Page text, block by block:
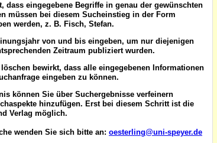
dass eingegebene Begriffe in genau der gewünschten
müssen bei diesem Sucheinstieg in der Form
werden, z. B. Fisch, Stefan.
von und bis eingeben, um nur diejenigen
Zeitraum publiziert wurden.
bewirkt, dass alle eingegebenen Informationen
eingeben zu können.
können Sie über Suchergebnisse verfeinern
hinzufügen. Erst bei diesem Schritt ist die
Verlag möglich.
wenden Sie sich bitte an: oesterling@uni-speyer.de